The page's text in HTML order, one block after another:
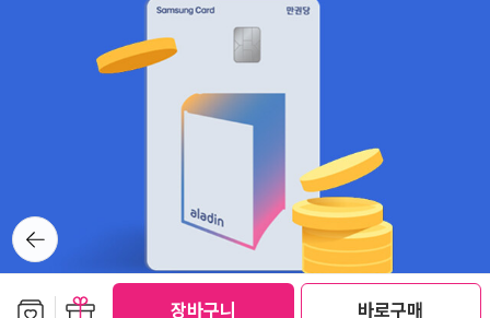
장바구니 바로구매
뒤로가
기